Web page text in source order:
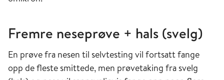
Fremre neseprøve + hals (svelg)
En prøve fra nesen til selvtesting vil fortsatt fange
opp de fleste smittede, men prøvetaking fra svelg